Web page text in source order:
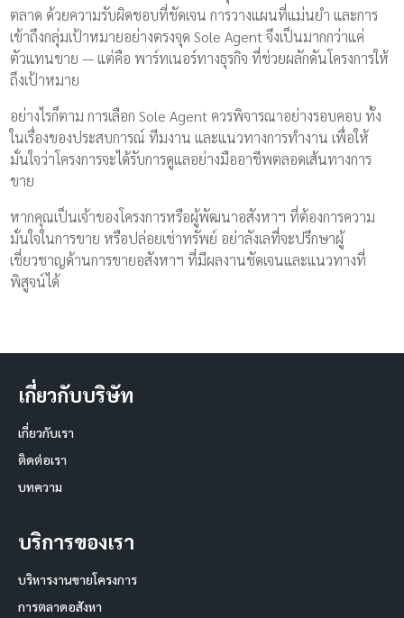
ตลาด ด้วยความรับผิดชอบที่ชัดเจน การวางแผนที่แม่นยำ และการ
เข้าถึงกลุ่มเป้าหมายอย่างตรงจุด Sole Agent จึงเป็นมากกว่าแค่
ตัวแทนขาย — แต่คือ พาร์ทเนอร์ทางธุรกิจ ที่ช่วยผลักดันโครงการให้
ถึงเป้าหมาย
อย่างไรก็ตาม การเลือก Sole Agent ควรพิจารณาอย่างรอบคอบ ทั้ง
ในเรื่องของประสบการณ์ ทีมงาน และแนวทางการทำงาน เพื่อให้
มั่นใจว่าโครงการจะได้รับการดูแลอย่างมืออาชีพตลอดเส้นทางการ
ขาย
หากคุณเป็นเจ้าของโครงการหรือผู้พัฒนาอสังหาฯ ที่ต้องการความ
มั่นใจในการขาย หรือปล่อยเช่าทรัพย์ อย่าลังเลที่จะปรึกษาผู้
เชี่ยวชาญด้านการขายอสังหาฯ ที่มีผลงานชัดเจนและแนวทางที่
พิสูจน์ได้
เกี่ยวกับบริษัท
เกี่ยวกับเรา
ติดต่อเรา
บทความ
บริการของเรา
บริหารงานขายโครงการ
การตลาดอสังหา